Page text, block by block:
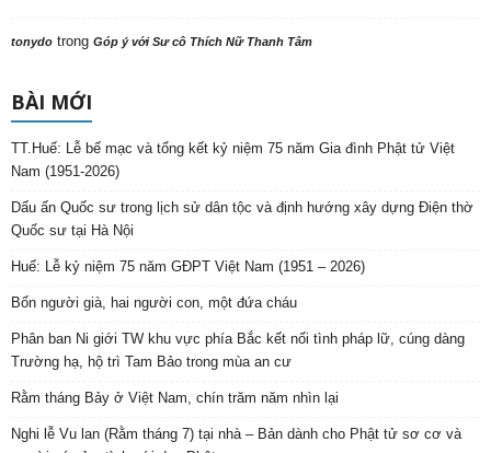
tonydo trong Góp ý với Sư cô Thích Nữ Thanh Tâm
BÀI MỚI
TT.Huế: Lễ bế mạc và tổng kết kỷ niệm 75 năm Gia đình Phật tử Việt
Nam (1951-2026)
Dấu ấn Quốc sư trong lịch sử dân tộc và định hướng xây dựng Điện thờ
Quốc sư tại Hà Nội
Huế: Lễ kỷ niệm 75 năm GĐPT Việt Nam (1951 – 2026)
Bốn người già, hai người con, một đứa cháu
Phân ban Ni giới TW khu vực phía Bắc kết nối tình pháp lữ, cúng dàng
Trường hạ, hộ trì Tam Bảo trong mùa an cư
Rằm tháng Bảy ở Việt Nam, chín trăm năm nhìn lại
Nghi lễ Vu lan (Rằm tháng 7) tại nhà – Bản dành cho Phật tử sơ cơ và